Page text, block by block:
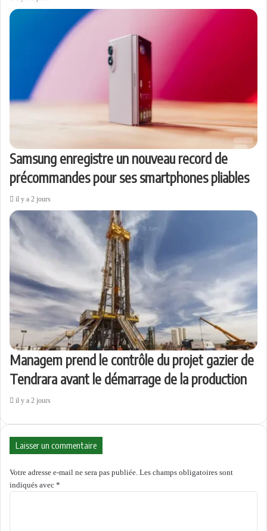
Samsung enregistre un nouveau record de
précommandes pour ses smartphones pliables
il y a 2 jours
Managem prend le contrôle du projet gazier de
Tendrara avant le démarrage de la production
il y a 2 jours
Laisser un commentaire
Votre adresse e-mail ne sera pas publiée. Les champs obligatoires sont
indiqués avec *